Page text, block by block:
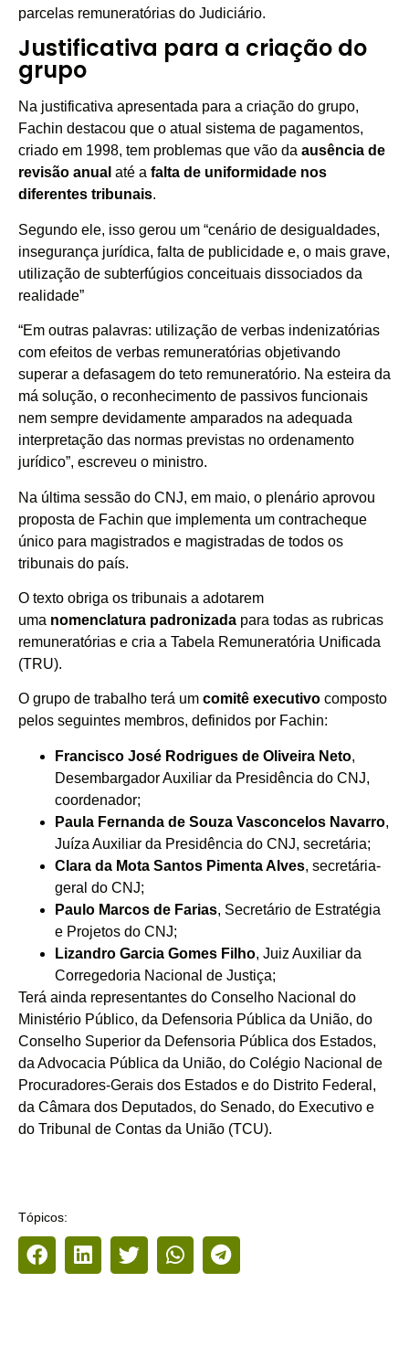
parcelas remuneratórias do Judiciário.
Justificativa para a criação do
grupo
Na justificativa apresentada para a criação do grupo,
Fachin destacou que o atual sistema de pagamentos,
criado em 1998, tem problemas que vão da ausência de
revisão anual até a falta de uniformidade nos
diferentes tribunais.
Segundo ele, isso gerou um “cenário de desigualdades,
insegurança jurídica, falta de publicidade e, o mais grave,
utilização de subterfúgios conceituais dissociados da
realidade”
“Em outras palavras: utilização de verbas indenizatórias
com efeitos de verbas remuneratórias objetivando
superar a defasagem do teto remuneratório. Na esteira da
má solução, o reconhecimento de passivos funcionais
nem sempre devidamente amparados na adequada
interpretação das normas previstas no ordenamento
jurídico”, escreveu o ministro.
Na última sessão do CNJ, em maio, o plenário aprovou
proposta de Fachin que implementa um contracheque
único para magistrados e magistradas de todos os
tribunais do país.
O texto obriga os tribunais a adotarem
uma nomenclatura padronizada para todas as rubricas
remuneratórias e cria a Tabela Remuneratória Unificada
(TRU).
O grupo de trabalho terá um comitê executivo composto
pelos seguintes membros, definidos por Fachin:
Francisco José Rodrigues de Oliveira Neto,
Desembargador Auxiliar da Presidência do CNJ,
coordenador;
Paula Fernanda de Souza Vasconcelos Navarro,
Juíza Auxiliar da Presidência do CNJ, secretária;
Clara da Mota Santos Pimenta Alves, secretária-
geral do CNJ;
Paulo Marcos de Farias, Secretário de Estratégia
e Projetos do CNJ;
Lizandro Garcia Gomes Filho, Juiz Auxiliar da
Corregedoria Nacional de Justiça;
Terá ainda representantes do Conselho Nacional do
Ministério Público, da Defensoria Pública da União, do
Conselho Superior da Defensoria Pública dos Estados,
da Advocacia Pública da União, do Colégio Nacional de
Procuradores-Gerais dos Estados e do Distrito Federal,
da Câmara dos Deputados, do Senado, do Executivo e
do Tribunal de Contas da União (TCU).
Tópicos: